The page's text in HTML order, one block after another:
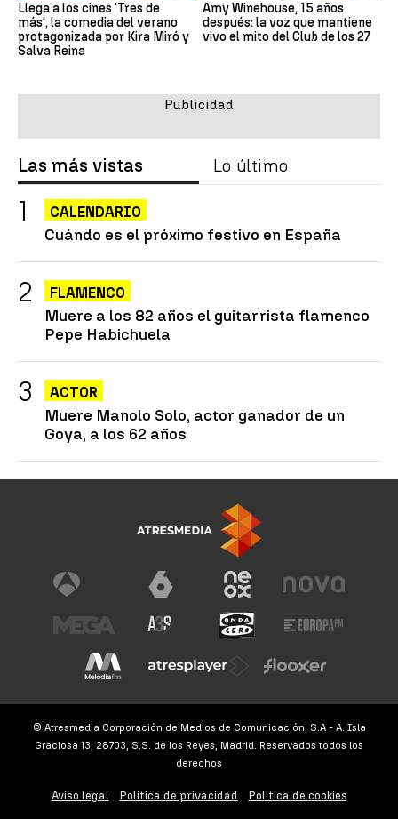
Llega a los cines 'Tres de
más', la comedia del verano
protagonizada por Kira Miró y
Salva Reina
Amy Winehouse, 15 años
después: la voz que mantiene
vivo el mito del Club de los 27
Las más vistas Lo último
CALENDARIO
Cuándo es el próximo festivo en España
FLAMENCO
Muere a los 82 años el guitarrista flamenco
Pepe Habichuela
ACTOR
Muere Manolo Solo, actor ganador de un
Goya, a los 62 años
© Atresmedia Corporación de Medios de Comunicación, S.A - A. Isla
Graciosa 13, 28703, S.S. de los Reyes, Madrid. Reservados todos los
derechos
Aviso legal Política de privacidad Política de cookies